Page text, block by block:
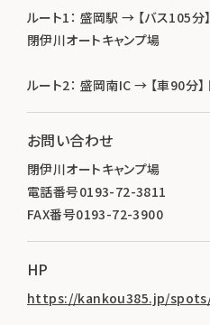
ルート1： 盛岡駅 → 【バス105分
閉伊川オートキャンプ場
ルート2： 盛岡南IC → 【車90分
お問い合わせ
閉伊川オートキャンプ場
電話番号0193-72-3811
FAX番号0193-72-3900
HP
https://kankou385.jp/